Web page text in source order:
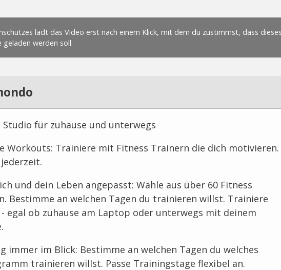
Studio für zuhause und unterwegs
Workouts: Trainiere mit Fitness Trainern die dich motivieren.
und dein Leben angepasst: Wähle aus über 60 Fitness
Bestimme an welchen Tagen du trainieren willst. Trainiere
egal ob zuhause am Laptop oder unterwegs mit deinem
immer im Blick: Bestimme an welchen Tagen du welches
trainieren willst. Passe Trainingstage flexibel an.